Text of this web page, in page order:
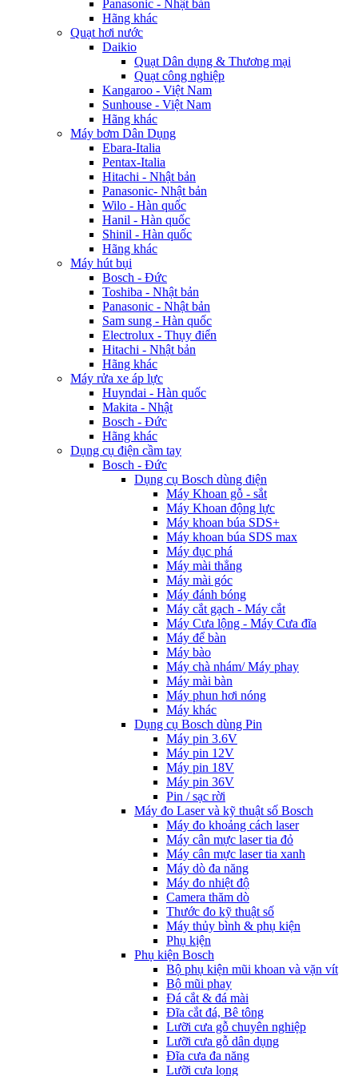
Panasonic - Nhật bản
Hãng khác
Quạt hơi nước
Daikio
Quạt Dân dụng & Thương mại
Quạt công nghiệp
Kangaroo - Việt Nam
Sunhouse - Việt Nam
Hãng khác
Máy bơm Dân Dụng
Ebara-Italia
Pentax-Italia
Hitachi - Nhật bản
Panasonic- Nhật bản
Wilo - Hàn quốc
Hanil - Hàn quốc
Shinil - Hàn quốc
Hãng khác
Máy hút bụi
Bosch - Đức
Toshiba - Nhật bản
Panasonic - Nhật bản
Sam sung - Hàn quốc
Electrolux - Thụy điển
Hitachi - Nhật bản
Hãng khác
Máy rửa xe áp lực
Huyndai - Hàn quốc
Makita - Nhật
Bosch - Đức
Hãng khác
Dụng cụ điện cầm tay
Bosch - Đức
Dụng cụ Bosch dùng điện
Máy Khoan gỗ - sắt
Máy Khoan động lực
Máy khoan búa SDS+
Máy khoan búa SDS max
Máy đục phá
Máy mài thẳng
Máy mài góc
Máy đánh bóng
Máy cắt gạch - Máy cắt
Máy Cưa lộng - Máy Cưa đĩa
Máy để bàn
Máy bào
Máy chà nhám/ Máy phay
Máy mài bàn
Máy phun hơi nóng
Máy khác
Dụng cụ Bosch dùng Pin
Máy pin 3.6V
Máy pin 12V
Máy pin 18V
Máy pin 36V
Pin / sạc rời
Máy đo Laser và kỹ thuật số Bosch
Máy đo khoảng cách laser
Máy cân mực laser tia đỏ
Máy cân mực laser tia xanh
Máy dò đa năng
Máy đo nhiệt độ
Camera thăm dò
Thước đo kỹ thuật số
Máy thủy bình & phụ kiện
Phụ kịện
Phụ kiện Bosch
Bộ phụ kiện mũi khoan và vặn vít
Bộ mũi phay
Đá cắt & đá mài
Đĩa cắt đá, Bê tông
Lưỡi cưa gỗ chuyên nghiệp
Lưỡi cưa gỗ dân dụng
Đĩa cưa đa năng
Lưỡi cưa lọng